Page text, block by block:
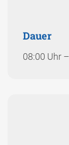
Dauer
08:00 Uhr